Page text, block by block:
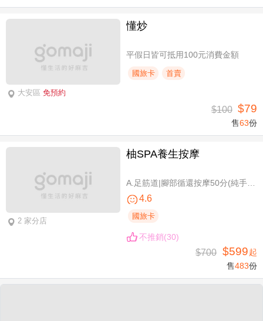
大安區 免預約
懂炒
平假日皆可抵用100元消費金額
國旅卡 首賣
$100 $79
售63份
2 家分店
柚SPA養生按摩
A.足筋道|腳部循還按摩50分(純手技40分) / B.五感按摩全身舒壓(指/油壓 二選一)70分(純手技70分) / C.深層暖筋|黑玉熱石全身舒壓70分(手技60分)
4.6
國旅卡
不推銷(30)
$700 $599起
售483份